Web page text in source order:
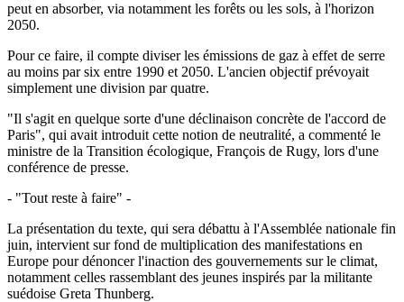
peut en absorber, via notamment les forêts ou les sols, à l'horizon
2050.
Pour ce faire, il compte diviser les émissions de gaz à effet de serre
au moins par six entre 1990 et 2050. L'ancien objectif prévoyait
simplement une division par quatre.
"Il s'agit en quelque sorte d'une déclinaison concrète de l'accord de
Paris", qui avait introduit cette notion de neutralité, a commenté le
ministre de la Transition écologique, François de Rugy, lors d'une
conférence de presse.
- "Tout reste à faire" -
La présentation du texte, qui sera débattu à l'Assemblée nationale fin
juin, intervient sur fond de multiplication des manifestations en
Europe pour dénoncer l'inaction des gouvernements sur le climat,
notamment celles rassemblant des jeunes inspirés par la militante
suédoise Greta Thunberg.